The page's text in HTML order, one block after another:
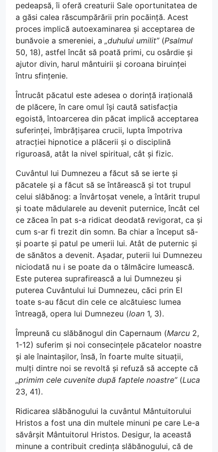
pedeapsă, îi oferă creaturii Sale oportunitatea de
a găsi calea răscumpărării prin pocăință. Acest
proces implică autoexaminarea și acceptarea de
bunăvoie a smereniei, a „duhului umilit”(Psalmul
50, 18), astfel încât să poată primi, cu osârdie și
ajutor divin, harul mântuirii și coroana biruinței
întru sfințenie.
Întrucât păcatul este adesea o dorință irațională
de plăcere, în care omul își caută satisfacția
egoistă, întoarcerea din păcat implică acceptarea
suferinței, îmbrățișarea crucii, lupta împotriva
atracției hipnotice a plăcerii și o disciplină
riguroasă, atât la nivel spiritual, cât și fizic.
Cuvântul lui Dumnezeu a făcut să se ierte și
păcatele și a făcut să se întărească și tot trupul
celui slăbănog: a învârtoșat venele, a întărit trupul
și toate mădularele au devenit puternice, încât cel
ce zăcea în pat s-a ridicat deodată revigorat, ca și
cum s-ar fi trezit din somn. Ba chiar a început să-
și poarte și patul pe umerii lui. Atât de puternic și
de sănătos a devenit. Așadar, puterii lui Dumnezeu
niciodată nu i se poate da o tălmăcire lumească.
Este puterea suprafirească a lui Dumnezeu și
puterea Cuvântului lui Dumnezeu, căci prin El
toate s-au făcut din cele ce alcătuiesc lumea
întreagă, opera lui Dumnezeu (Ioan 1, 3).
Împreună cu slăbănogul din Capernaum (Marcu 2,
1-12) suferim și noi consecințele păcatelor noastre
și ale înaintașilor, însă, în foarte multe situații,
mulți dintre noi se revoltă și refuză să accepte că
„primim cele cuvenite după faptele noastre”(Luca
23, 41).
Ridicarea slăbănogului la cuvântul Mântuitorului
Hristos a fost una din multele minuni pe care Le-a
săvârșit Mântuitorul Hristos. Desigur, la această
minune a contribuit credința slăbănogului, că de